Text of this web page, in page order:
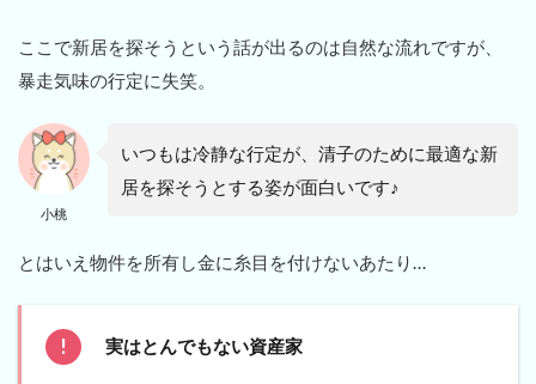
ここで新居を探そうという話が出るのは自然な流れですが、
暴走気味の行定に失笑。
小桃
いつもは冷静な行定が、清子のために最適な新
居を探そうとする姿が面白いです♪
とはいえ物件を所有し金に糸目を付けないあたり…
実はとんでもない資産家